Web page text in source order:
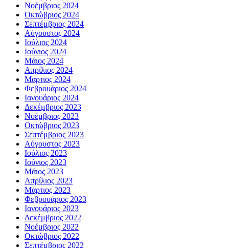
Νοέμβριος 2024
Οκτώβριος 2024
Σεπτέμβριος 2024
Αύγουστος 2024
Ιούλιος 2024
Ιούνιος 2024
Μάιος 2024
Απρίλιος 2024
Μάρτιος 2024
Φεβρουάριος 2024
Ιανουάριος 2024
Δεκέμβριος 2023
Νοέμβριος 2023
Οκτώβριος 2023
Σεπτέμβριος 2023
Αύγουστος 2023
Ιούλιος 2023
Ιούνιος 2023
Μάιος 2023
Απρίλιος 2023
Μάρτιος 2023
Φεβρουάριος 2023
Ιανουάριος 2023
Δεκέμβριος 2022
Νοέμβριος 2022
Οκτώβριος 2022
Σεπτέμβριος 2022